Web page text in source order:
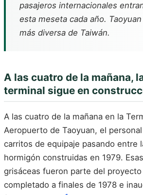
pasajeros internacionales
esta meseta cada año.
más diversa de Taiwán.
A las cuatro de la mañana,
terminal sigue en
A las cuatro de la mañana en la
Aeropuerto de Taoyuan, el
carritos de equipaje pasando entre
hormigón construidas en 1979.
grisáceas fueron parte del proyecto
completado a finales de 1978 e